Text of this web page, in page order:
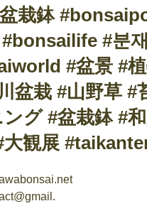
栽鉢
#분
#盆景 #
盆栽 #山野草 #
グ #盆栽鉢 #
観展